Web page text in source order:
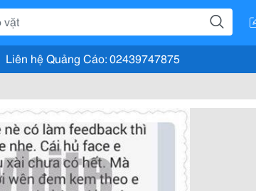
Liên hệ Quảng Cáo: 02439747875